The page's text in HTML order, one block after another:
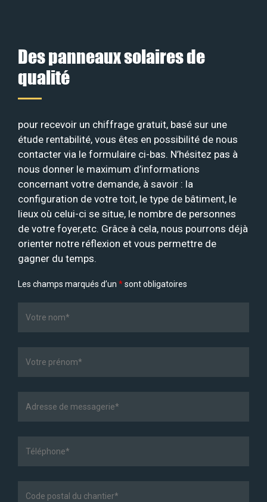
Des panneaux solaires de
qualité
pour recevoir un chiffrage gratuit, basé sur une
étude rentabilité, vous êtes en possibilité de nous
contacter via le formulaire ci-bas. N’hésitez pas à
nous donner le maximum d’informations
concernant votre demande, à savoir : la
configuration de votre toit, le type de bâtiment, le
lieux où celui-ci se situe, le nombre de personnes
de votre foyer,etc. Grâce à cela, nous pourrons déjà
orienter notre réflexion et vous permettre de
gagner du temps.
Les champs marqués d’un *sont obligatoires